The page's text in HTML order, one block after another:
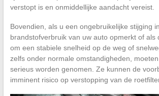
verstopt is en onmiddellijke aandacht vereist.
Bovendien, als u een ongebruikelijke stijging
brandstofverbruik van uw auto opmerkt of als
om een stabiele snelheid op de weg of
zelfs onder normale omstandigheden,
serieus worden genomen. Ze kunnen de
imminent risico op verstopping van de